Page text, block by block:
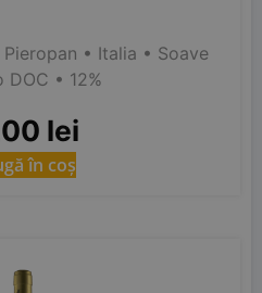
• Italia • Soave
DOC • 12%
lei
în coș